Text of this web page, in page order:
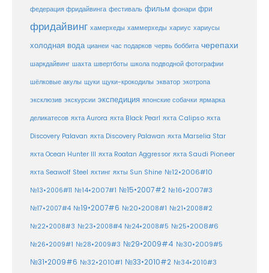
федерация фридайвинга фестиваль фильм фонари фри
фридайвинг хамерхеды хаммерхеды хариус хариусы
холодная вода цианеи час подарков червь боббита черепахи
шаркдайвинг шахта швертботы школа подводной фотографии
шёлковые акулы щуки щуки-крокодилы экватор экотропа
эксклюзив экскурсии экспедиция японские собачки ярмарка
деликатесов яхта Aurora яхта Black Pearl яхта Calipso яхта
Discovery Palavan яхта Discovery Palawan яхта Marselia Star
яхта Ocean Hunter III яхта Roatan Aggressor яхта Saudi Pioneer
яхта Seawolf Steel яхтинг яхты Sun Shine №12•2006#10
№13•2006#11 №14•2007#1 №15•2007#2 №16•2007#3
№17•2007#4 №19•2007#6 №20•2008#1 №21•2008#2
№22•2008#3 №23•2008#4 №24•2008#5 №25•2008#6
№26•2009#1 №28•2009#3 №29•2009#4 №30•2009#5
№31•2009#6 №32•2010#1 №33•2010#2 №34•2010#3